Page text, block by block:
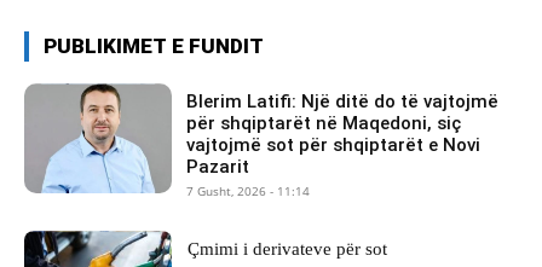
PUBLIKIMET E FUNDIT
Blerim Latifi: Një ditë do të vajtojmë
për shqiptarët në Maqedoni, siç
vajtojmë sot për shqiptarët e Novi
Pazarit
7 Gusht, 2026 - 11:14
Çmimi i derivateve për sot